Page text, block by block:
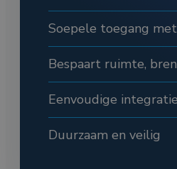
Soepele toegang
Bespaart ruimte,
Eenvoudige
Duurzaam en veilig